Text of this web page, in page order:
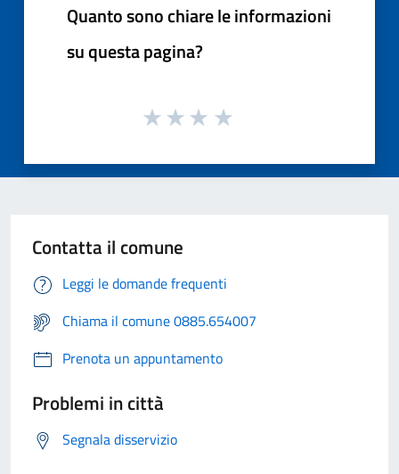
Quanto sono chiare le informazioni
su questa pagina?
Contatta il comune
Leggi le domande frequenti
Chiama il comune 0885.654007
Prenota un appuntamento
Problemi in città
Segnala disservizio